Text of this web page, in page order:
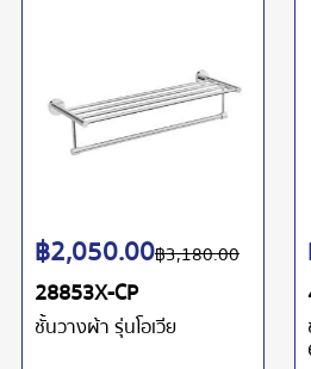
28853X-CP
ชั้นวางผ้า รุ่นโอเวีย
฿3,180.00
฿2,050.00